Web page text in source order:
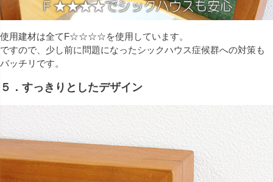
使用建材は全てF☆☆☆☆を使用しています。
ですので、少し前に問題になったシックハウス症候群への対策も
バッチリです。
５．すっきりとしたデザイン